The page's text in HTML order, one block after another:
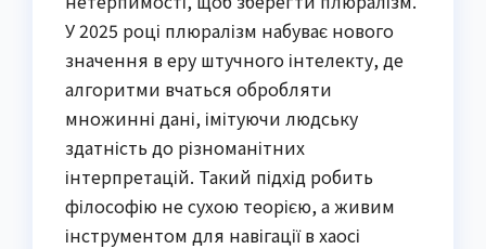
У 2025 році плюралізм набуває нового
значення в еру штучного інтелекту, де
алгоритми вчаться обробляти
множинні дані, імітуючи людську
здатність до різноманітних
інтерпретацій. Такий підхід робить
філософію не сухою теорією, а живим
інструментом для навігації в хаосі